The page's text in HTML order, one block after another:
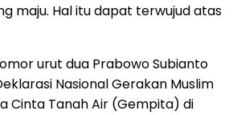
maju. Hal itu dapat terwujud atas